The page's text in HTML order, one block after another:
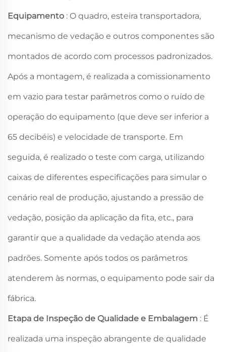
Equipamento : O quadro, esteira transportadora,
mecanismo de vedação e outros componentes são
montados de acordo com processos padronizados.
Após a montagem, é realizada a comissionamento
em vazio para testar parâmetros como o ruído de
operação do equipamento (que deve ser inferior a
65 decibéis) e velocidade de transporte. Em
seguida, é realizado o teste com carga, utilizando
caixas de diferentes especificações para simular o
cenário real de produção, ajustando a pressão de
vedação, posição da aplicação da fita, etc., para
garantir que a qualidade da vedação atenda aos
padrões. Somente após todos os parâmetros
atenderem às normas, o equipamento pode sair da
fábrica.
Etapa de Inspeção de Qualidade e Embalagem : É
realizada uma inspeção abrangente de qualidade